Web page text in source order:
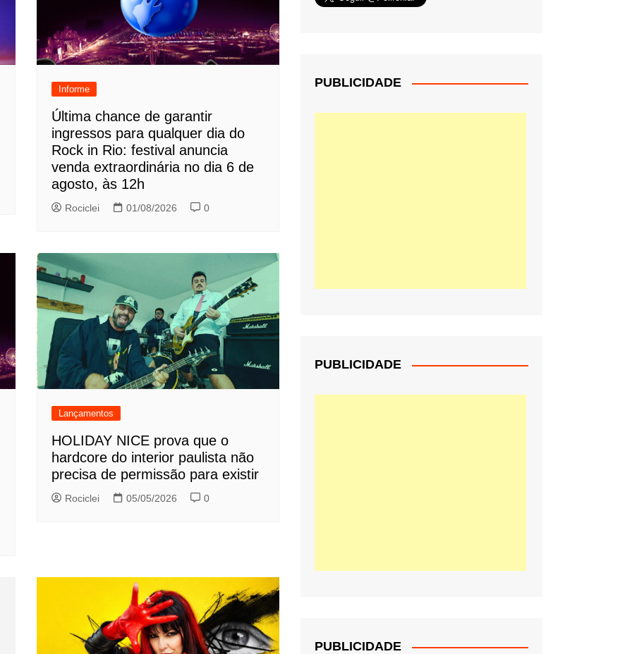
Informe
Última chance de garantir
ingressos para qualquer dia do
Rock in Rio: festival anuncia
venda extraordinária no dia 6 de
agosto, às 12h
Rociclei 01/08/2026 0
Lançamentos
HOLIDAY NICE prova que o
hardcore do interior paulista não
precisa de permissão para existir
Rociclei 05/05/2026 0
PUBLICIDADE
PUBLICIDADE
PUBLICIDADE